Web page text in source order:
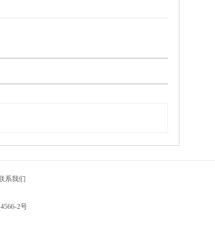
系我们
2号